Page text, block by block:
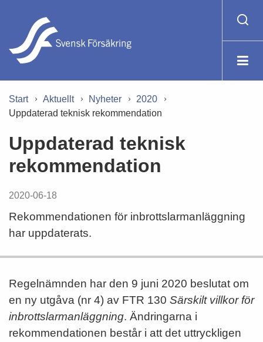
Start Aktuellt Nyheter
2020
Uppdaterad teknisk rekommendation
Uppdaterad teknisk
rekommendation
2020-06-18
Rekommendationen för inbrottslarmanläggning
har uppdaterats.
Regelnämnden har den 9 juni 2020 beslutat om
en ny utgåva (nr 4) av FTR 130 Särskilt villkor för
inbrottslarmanläggning. Ändringarna i
rekommendationen består i att det uttryckligen